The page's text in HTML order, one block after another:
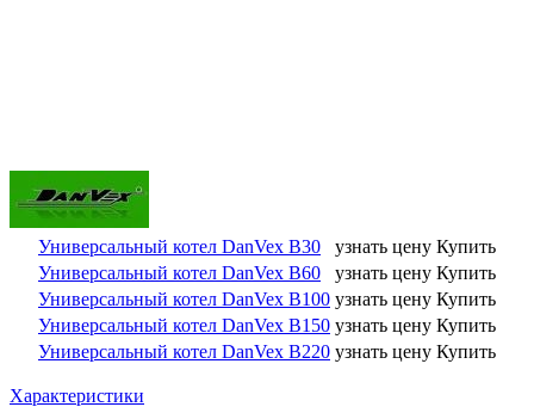
Универсальный котел DanVex B30 узнать цену Купить
Универсальный котел DanVex B60
узнать цену Купить
Универсальный котел DanVex B100 узнать цену Купить
Универсальный котел DanVex B150 узнать цену Купить
Универсальный котел DanVex B220 узнать цену Купить
Характеристики